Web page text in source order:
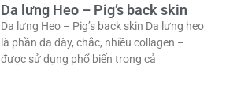
Da lưng Heo – Pig’s back skin
Da lưng Heo – Pig’s back skin Da lưng heo
là phần da dày, chắc, nhiều collagen –
được sử dụng phổ biến trong cả